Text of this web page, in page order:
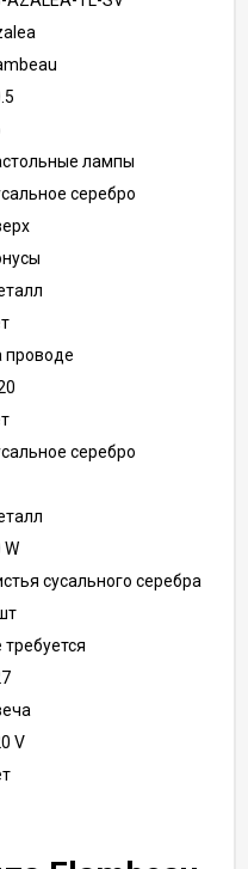
лампы
серебро
проводе
серебро
W
сусального серебра
требуется
V